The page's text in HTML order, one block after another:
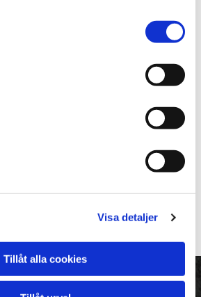
Visa detaljer
Tillåt alla cookies
STORGATSTEN -
20 X 10 X 6 CM.
övriga sidor råkilade. Tumlad